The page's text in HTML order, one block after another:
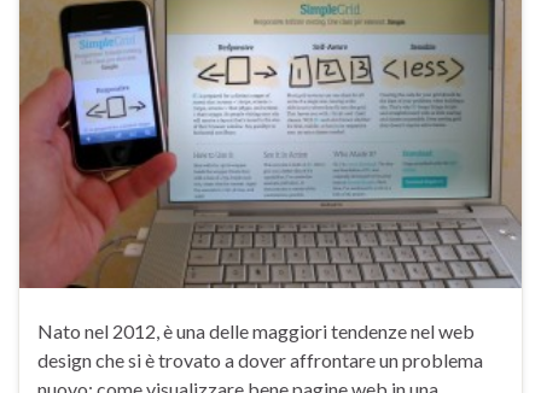
Nato nel 2012, è una delle maggiori tendenze nel web
design che si è trovato a dover affrontare un problema